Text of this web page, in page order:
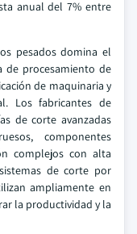
anual del 7% entre
pesados domina el
de procesamiento de
de maquinaria y
Los fabricantes de
de corte avanzadas
componentes
complejos con alta
de corte por
ampliamente en
la productividad y la